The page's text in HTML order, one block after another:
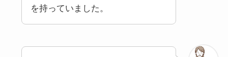
を持っていました。